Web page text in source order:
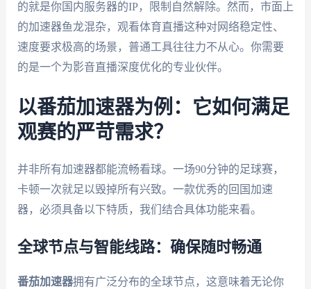
的就是你国内服务器的IP，限制自然解除。然而，市面上
的加速器鱼龙混杂，观看体育直播这种对网络稳定性、
速度要求极高的场景，普通工具往往力不从心。你需要
的是一个为影音直播深度优化的专业伙伴。
以番茄加速器为例：它如何满足
观赛的严苛需求？
并非所有加速器都能流畅看球。一场90分钟的足球赛，
卡顿一次就足以毁掉所有兴致。一款优秀的回国加速
器，必须具备以下特质，我们结合具体功能来看。
全球节点与智能线路：确保随时畅通
番茄加速器拥有广泛分布的全球节点，这意味着无论你